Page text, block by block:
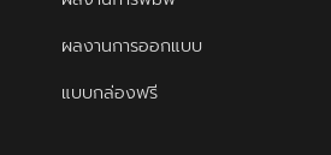
ผลงานการออกแบบ
แบบกล่องฟรี